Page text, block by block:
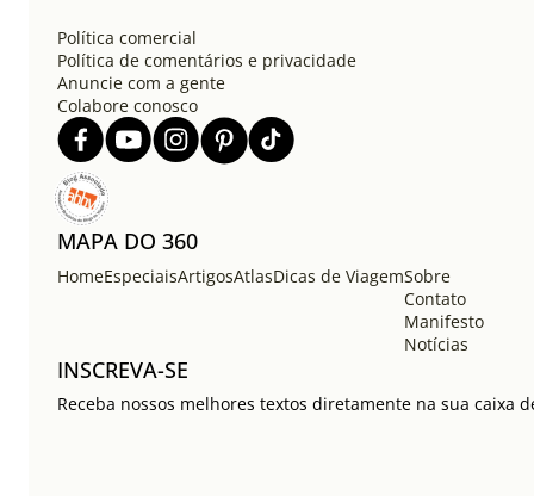
Política comercial
Política de comentários e privacidade
Anuncie com a gente
Colabore conosco
MAPA DO 360
HomeEspeciaisArtigosAtlasDicas de ViagemSobre
Contato
Manifesto
Notícias
INSCREVA-SE
Receba nossos melhores textos diretamente na sua caixa